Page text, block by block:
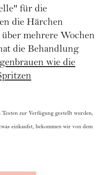
für die
die Härchen
mehrere Wochen
die Behandlung
wie die
zur Verfügung gestellt wurden,
einkaufst, bekommen wir von dem